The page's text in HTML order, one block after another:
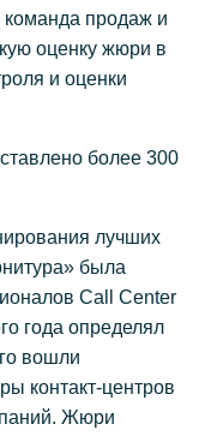
продаж и
оценку жюри в
и оценки
более 300
лучших
была
Call Center
года определял
вошли
контакт-центров
Жюри